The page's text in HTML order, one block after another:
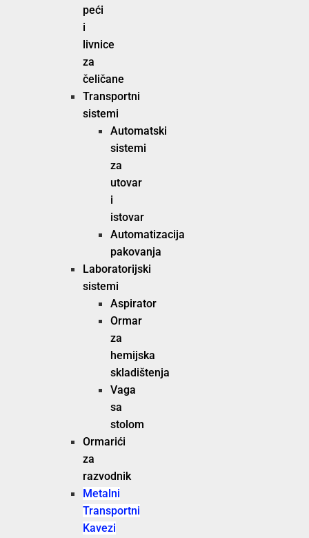
peći
i
livnice
za
čeličane
Transportni
sistemi
Automatski
sistemi
za
utovar
i
istovar
Automatizacija
pakovanja
Laboratorijski
sistemi
Aspirator
Ormar
za
hemijska
skladištenja
Vaga
sa
stolom
Ormarići
za
razvodnik
Metalni
Transportni
Kavezi